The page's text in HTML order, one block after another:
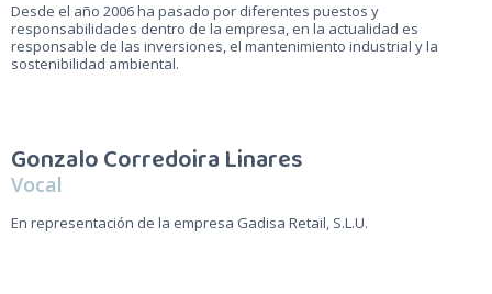
Desde el año 2006 ha pasado por diferentes puestos y
responsabilidades dentro de la empresa, en la actualidad es
responsable de las inversiones, el mantenimiento industrial y la
sostenibilidad ambiental.
Gonzalo Corredoira Linares
Vocal
En representación de la empresa Gadisa Retail, S.L.U.